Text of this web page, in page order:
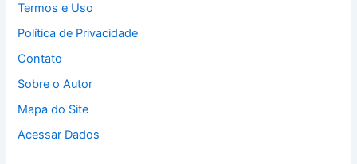
Termos e Uso
Política de Privacidade
Contato
Sobre o Autor
Mapa do Site
Acessar Dados